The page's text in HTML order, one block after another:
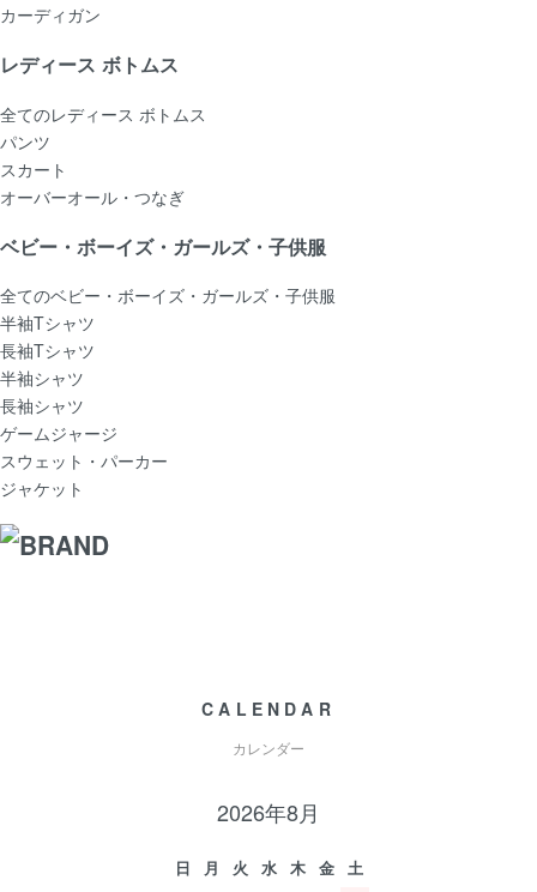
カーディガン
レディース ボトムス
全てのレディース ボトムス
パンツ
スカート
オーバーオール・つなぎ
ベビー・ボーイズ・ガールズ・子供服
全てのベビー・ボーイズ・ガールズ・子供服
半袖Tシャツ
長袖Tシャツ
半袖シャツ
長袖シャツ
ゲームジャージ
スウェット・パーカー
ジャケット
CALENDAR
カレンダー
2026年8月
日 月 火 水 木 金
土